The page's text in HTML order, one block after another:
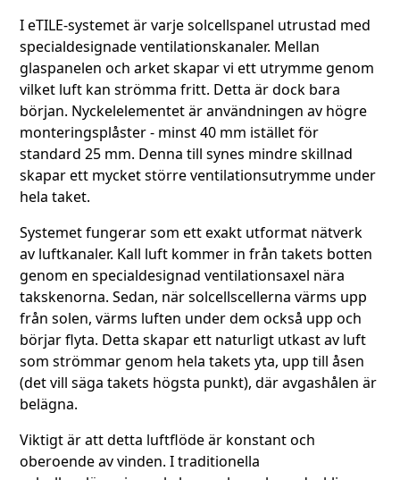
I eTILE-systemet är varje solcellspanel utrustad med
specialdesignade ventilationskanaler. Mellan
glaspanelen och arket skapar vi ett utrymme genom
vilket luft kan strömma fritt. Detta är dock bara
början. Nyckelelementet är användningen av högre
monteringsplåster - minst 40 mm istället för
standard 25 mm. Denna till synes mindre skillnad
skapar ett mycket större ventilationsutrymme under
hela taket.
Systemet fungerar som ett exakt utformat nätverk
av luftkanaler. Kall luft kommer in från takets botten
genom en specialdesignad ventilationsaxel nära
takskenorna. Sedan, när solcellscellerna värms upp
från solen, värms luften under dem också upp och
börjar flyta. Detta skapar ett naturligt utkast av luft
som strömmar genom hela takets yta, upp till åsen
(det vill säga takets högsta punkt), där avgashålen är
belägna.
Viktigt är att detta luftflöde är konstant och
oberoende av vinden. I traditionella